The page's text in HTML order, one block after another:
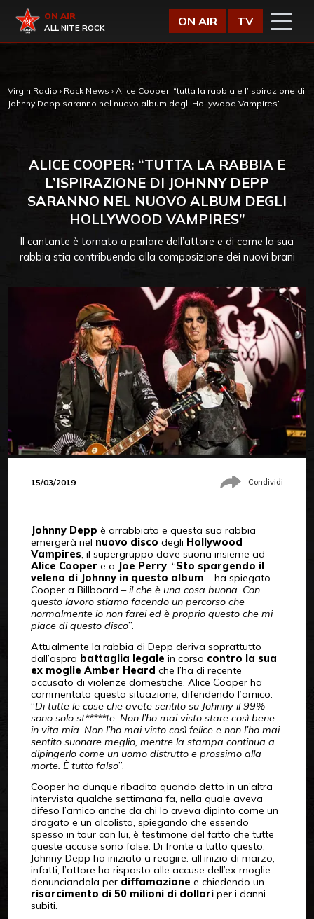
Virgin Radio
ON AIR
ALL NITE ROCK
ON AIR TV
Virgin Radio › Rock News › Alice Cooper: “tutta la rabbia e l’ispirazione di
Johnny Depp saranno nel nuovo album degli Hollywood Vampires”
ALICE COOPER: “TUTTA LA RABBIA E
L’ISPIRAZIONE DI JOHNNY DEPP
SARANNO NEL NUOVO ALBUM DEGLI
HOLLYWOOD VAMPIRES”
Il cantante è tornato a parlare dell’attore e di come la sua
rabbia stia contribuendo alla composizione dei nuovi brani
15/03/2019 Condividi
Johnny Depp è arrabbiato e questa sua rabbia
emergerà nel nuovo disco degli Hollywood
Vampires, il supergruppo dove suona insieme ad
Alice Cooper e a Joe Perry. “Sto spargendo il
veleno di Johnny in questo album – ha spiegato
Cooper a Billboard –il che è una cosa buona. Con
questo lavoro stiamo facendo un percorso che
normalmente io non farei ed è proprio questo che mi
piace di questo disco”.
Attualmente la rabbia di Depp deriva soprattutto
dall’aspra battaglia legale in corso contro la sua
ex moglie Amber Heard che l’ha di recente
accusato di violenze domestiche. Alice Cooper ha
commentato questa situazione, difendendo l’amico:
“Di tutte le cose che avete sentito su Johnny il 99%
sono solo st*****te. Non l’ho mai visto stare così bene
in vita mia. Non l’ho mai visto così felice e non l’ho mai
sentito suonare meglio, mentre la stampa continua a
dipingerlo come un uomo distrutto e prossimo alla
morte. È tutto falso”.
Cooper ha dunque ribadito quando detto in un’altra
intervista qualche settimana fa, nella quale aveva
difeso l’amico anche da chi lo aveva dipinto come un
drogato e un alcolista, spiegando che essendo
spesso in tour con lui, è testimone del fatto che tutte
queste accuse sono false. Di fronte a tutto questo,
Johnny Depp ha iniziato a reagire: all’inizio di marzo,
infatti, l’attore ha risposto alle accuse dell’ex moglie
denunciandola per diffamazione e chiedendo un
risarcimento di 50 milioni di dollariper i danni
subiti.